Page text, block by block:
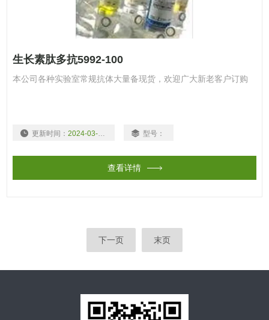
生长素肽多抗5992-100
本公司各种实验室常规抗体大量备现货，欢迎广大新老客户订购
更新时间： 2024-03-15 型号：
查看详情
下一页 末页